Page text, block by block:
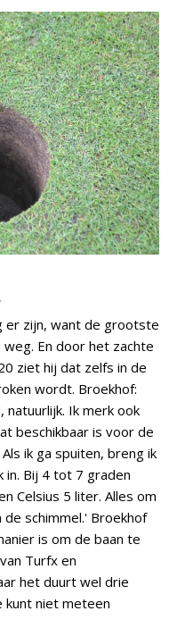
er zijn, want de grootste
En door het zachte
ziet hij dat zelfs in de
wordt. Broekhof:
Ik merk ook
beschikbaar is voor de
ik ga spuiten, breng ik
in. Bij 4 tot 7 graden
Celsius 5 liter. Alles om
schimmel.' Broekhof
is om de baan te
Turfx en
het duurt wel drie
kunt niet meteen